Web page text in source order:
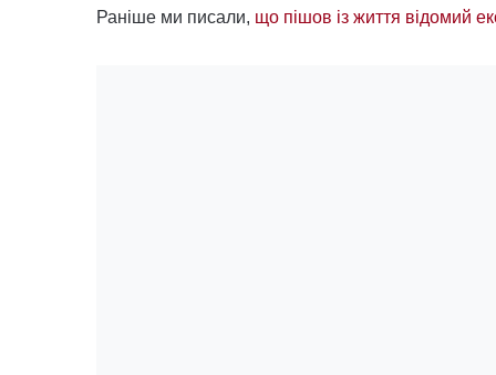
Раніше ми писали, що пішов із життя відомий